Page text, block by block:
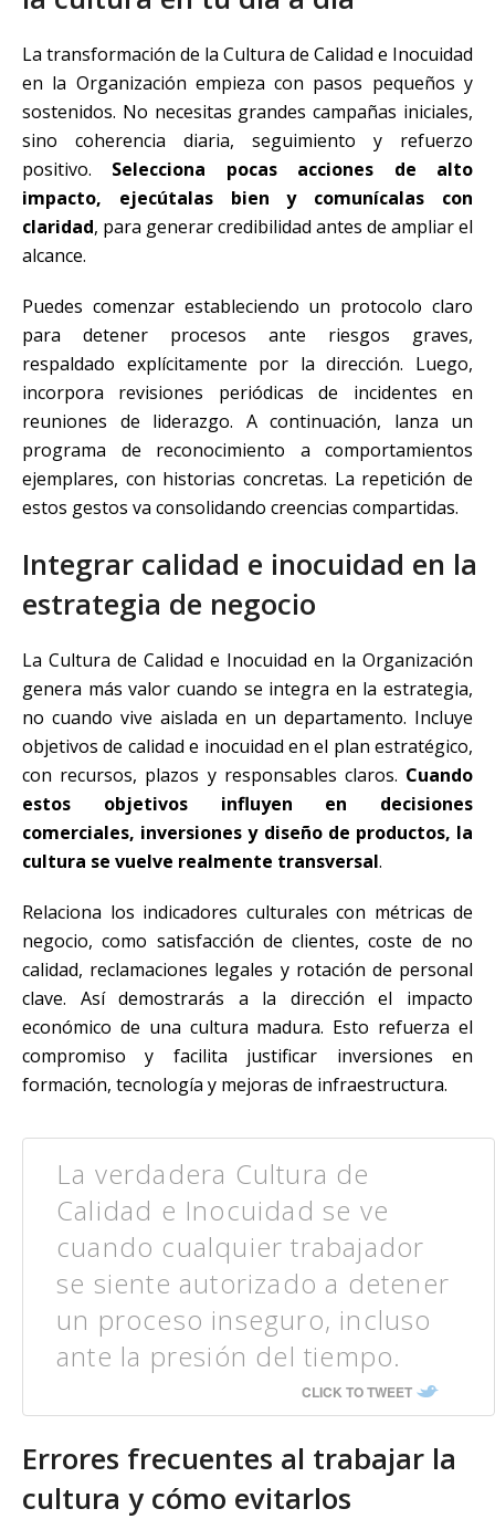
La transformación de la Cultura de Calidad e Inocuidad
en la Organización empieza con pasos pequeños y
sostenidos. No necesitas grandes campañas iniciales,
sino coherencia diaria, seguimiento y refuerzo
positivo. Selecciona pocas acciones de alto
impacto, ejecútalas bien y comunícalas con
claridad, para generar credibilidad antes de ampliar el
alcance.
Puedes comenzar estableciendo un protocolo claro
para detener procesos ante riesgos graves,
respaldado explícitamente por la dirección. Luego,
incorpora revisiones periódicas de incidentes en
reuniones de liderazgo. A continuación, lanza un
programa de reconocimiento a comportamientos
ejemplares, con historias concretas. La repetición de
estos gestos va consolidando creencias compartidas.
Integrar calidad e inocuidad en la
estrategia de negocio
La Cultura de Calidad e Inocuidad en la Organización
genera más valor cuando se integra en la estrategia,
no cuando vive aislada en un departamento. Incluye
objetivos de calidad e inocuidad en el plan estratégico,
con recursos, plazos y responsables claros. Cuando
estos objetivos influyen en decisiones
comerciales, inversiones y diseño de productos, la
cultura se vuelve realmente transversal.
Relaciona los indicadores culturales con métricas de
negocio, como satisfacción de clientes, coste de no
calidad, reclamaciones legales y rotación de personal
clave. Así demostrarás a la dirección el impacto
económico de una cultura madura. Esto refuerza el
compromiso y facilita justificar inversiones en
formación, tecnología y mejoras de infraestructura.
La verdadera Cultura de
Calidad e Inocuidad se ve
cuando cualquier trabajador
se siente autorizado a detener
un proceso inseguro, incluso
ante la presión del tiempo.
CLICK TO TWEET
Errores frecuentes al trabajar la
cultura y cómo evitarlos